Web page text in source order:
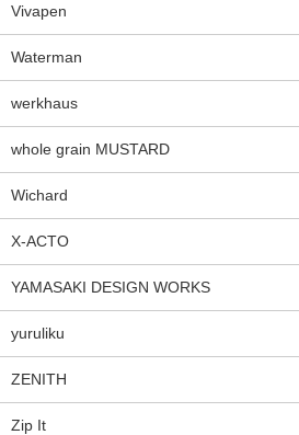
Vivapen
Waterman
werkhaus
whole grain MUSTARD
Wichard
X-ACTO
YAMASAKI DESIGN WORKS
yuruliku
ZENITH
Zip It